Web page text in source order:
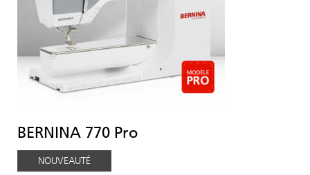
BERNINA 770 Pro
NOUVEAUTÉ